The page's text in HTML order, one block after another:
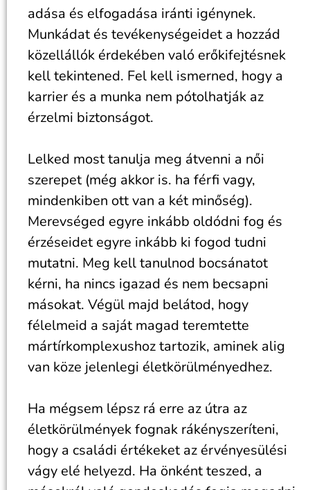
adása és elfogadása iránti igénynek.
Munkádat és tevékenységeidet a hozzád
közellállók érdekében való erőkifejtésnek
kell tekintened. Fel kell ismerned, hogy a
karrier és a munka nem pótolhatják az
érzelmi biztonságot.
Lelked most tanulja meg átvenni a női
szerepet (még akkor is. ha férfi vagy,
mindenkiben ott van a két minőség).
Merevséged egyre inkább oldódni fog és
érzéseidet egyre inkább ki fogod tudni
mutatni. Meg kell tanulnod bocsánatot
kérni, ha nincs igazad és nem becsapni
másokat. Végül majd belátod, hogy
félelmeid a saját magad teremtette
mártírkomplexushoz tartozik, aminek alig
van köze jelenlegi életkörülményedhez.
Ha mégsem lépsz rá erre az útra az
életkörülmények fognak rákényszeríteni,
hogy a családi értékeket az érvényesülési
vágy elé helyezd. Ha önként teszed, a